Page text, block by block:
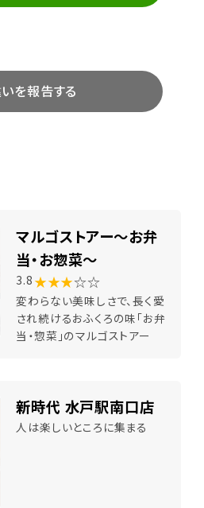
を報告する
マルゴストアー～お弁
当・お惣菜～
3.8 ★★★☆☆
変わらない美味しさで、長く愛
され続けるおふくろの味「お弁
当・惣菜」のマルゴストアー
新時代 水戸駅南口店
人は楽しいところに集まる